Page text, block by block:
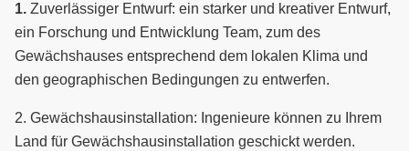
1. Zuverlässiger Entwurf: ein starker und kreativer Entwurf,
ein Forschung und Entwicklung Team, zum des
Gewächshauses entsprechend dem lokalen Klima und
den geographischen Bedingungen zu entwerfen.
2. Gewächshausinstallation: Ingenieure können zu Ihrem
Land für Gewächshausinstallation geschickt werden.